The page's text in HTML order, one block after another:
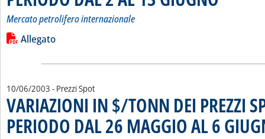
Mercato petrolifero internazionale
Leggi tutta la notizia: 'VARIAZIONI IN $/TONN DEI PREZZI
Lista allegati PDF alla notizia
Allegato
10/06/2003 - Prezzi Spot
VARIAZIONI IN $/TONN DEI PREZZI
PERIODO DAL 26 MAGGIO AL 6